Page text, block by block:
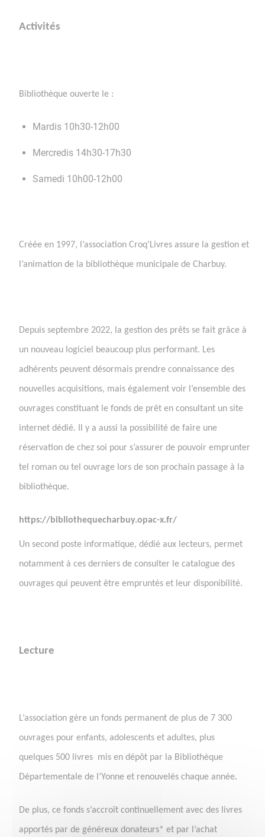
Activités
Bibliothèque ouverte le :
Mardis 10h30-12h00
Mercredis 14h30-17h30
Samedi 10h00-12h00
Créée en 1997, l’association Croq’Livres assure la gestion et
l’animation de la bibliothèque municipale de Charbuy.
Depuis septembre 2022, la gestion des prêts se fait grâce à
un nouveau logiciel beaucoup plus performant. Les
adhérents peuvent désormais prendre connaissance des
nouvelles acquisitions, mais également voir l’ensemble des
ouvrages constituant le fonds de prêt en consultant un site
internet dédié. Il y a aussi la possibilité de faire une
réservation de chez soi pour s’assurer de pouvoir emprunter
tel roman ou tel ouvrage lors de son prochain passage à la
bibliothèque.
https://bibliothequecharbuy.opac-x.fr/
Un second poste informatique, dédié aux lecteurs, permet
notamment à ces derniers de consulter le catalogue des
ouvrages qui peuvent être empruntés et leur disponibilité.
Lecture
L’association gère un fonds permanent de plus de 7 300
ouvrages pour enfants, adolescents et adultes, plus
quelques 500 livres mis en dépôt par la Bibliothèque
Départementale de l’Yonne et renouvelés chaque année.
De plus, ce fonds s’accroît continuellement avec des livres
apportés par de généreux donateurs* et par l’achat